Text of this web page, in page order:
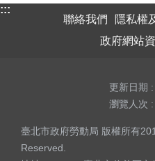
:::
聯絡我們
隱私權
政府網站
更新日期
瀏覽人次
臺北市政府勞動局 版權所有
Reserved.